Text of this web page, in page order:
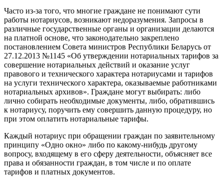
Часто из-за того, что многие граждане не понимают сути
работы нотариусов, возникают недоразумения. Запросы в
различные государственные органы и организации делаются
на платной основе, что законодательно закреплено
постановлением Совета министров Республики Беларусь от
27.12.2013 №1145 «Об утверждении нотариальных тарифов за
совершение нотариальных действий и оказание услуг
правового и технического характера нотариусами и тарифов
на услуги технического характера, оказываемые работниками
нотариальных архивов». Граждане могут выбирать: либо
лично собирать необходимые документы, либо, обратившись
к нотариусу, поручить ему совершить данную процедуру, но
при этом оплатить нотариальные тарифы.
Каждый нотариус при обращении граждан по заявительному
принципу «Одно окно» либо по какому-нибудь другому
вопросу, входящему в его сферу деятельности, объясняет все
права и обязанности граждан, в том числе и по оплате
тарифов и платных документов.